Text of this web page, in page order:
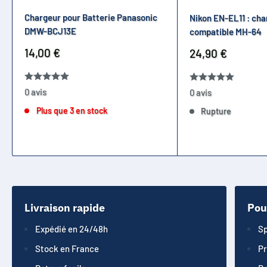
Chargeur pour Batterie Panasonic
DMW-BCJ13E
Prix
réduit
14,00 €
0 avis
Plus que 3 en stock
Nikon EN-EL11 :
compatible MH-64
Prix
réduit
24,90 €
0 avis
Rupture
Livraison rapide
Expédié en 24/48h
Stock en France